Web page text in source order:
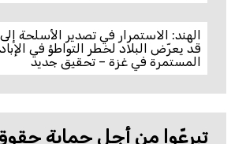
الهند: الاستمرار في تصدير الأسلحة
قد يعرّض البلاد لخطر التواطؤ في
المستمرة في غزة – تحقيق جديد
تبرعّوا من أجل حماية